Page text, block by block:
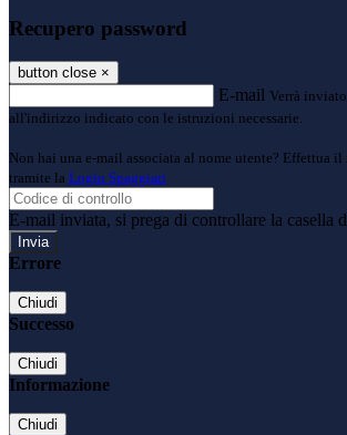
Recupero password
button close ×
E-mail Verrà
all'indirizzo indicato con le istruzioni necessarie.
Non hai una e-mail associata al nome utente? Effettua il
tramite la Login Spaggiari
E-mail inviata, si prega di controllare la casella
Errore
Chiudi
Successo
Chiudi
Informazione
Chiudi